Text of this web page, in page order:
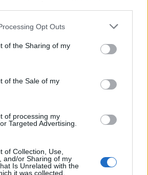
website/app uses one or more Google
or usage behaviour. You may click to
to Google and its third-party tags to
specified purposes in below Google
Opt Outs
of the Sharing of my
of the Sale of my
of processing my
Targeted Advertising.
of Collection, Use,
and/or Sharing of my
Is Unrelated with the
it was collected.
kapni e közlekedési